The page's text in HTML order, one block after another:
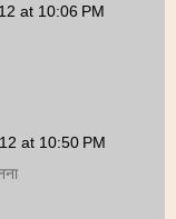
at 10:06 PM
at 10:50 PM